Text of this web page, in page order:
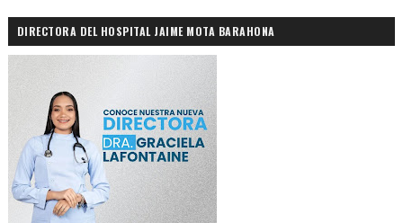
DIRECTORA DEL HOSPITAL JAIME MOTA BARAHONA